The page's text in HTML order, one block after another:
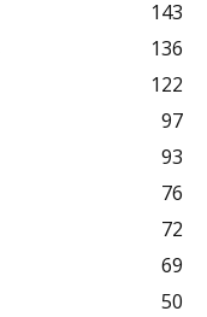
143
136
122
97
93
76
72
69
50